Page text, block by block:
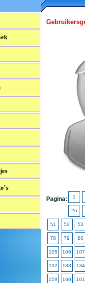
Pagina: 1
26
51 52 53
78 79 80
105 106 107
132 133 134
159 160 161